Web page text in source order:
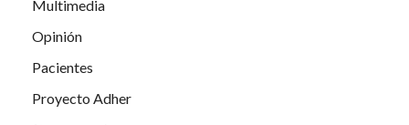
Multimedia
Opinión
Pacientes
Proyecto Adher